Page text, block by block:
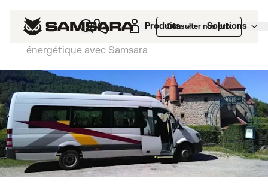
Produits Solutions
Consulter nos prix
Nos clients> Autocars Chaize optimise sa
gestion de flotte et accélère sa transition
énergétique avec Samsara